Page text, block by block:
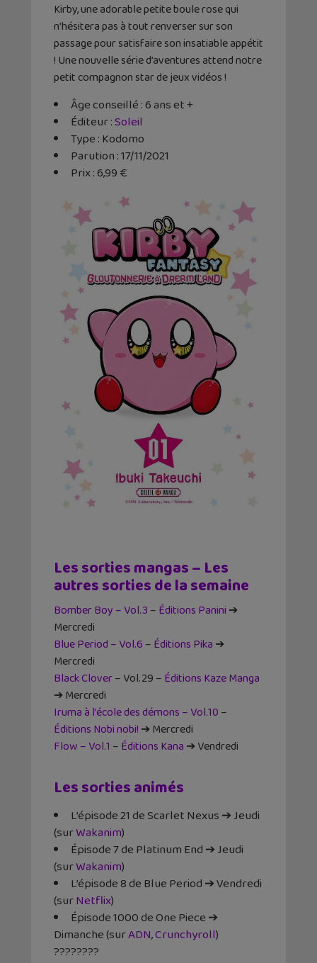
Kirby, une adorable petite boule rose qui
n’hésitera pas à tout renverser sur son
passage pour satisfaire son insatiable appétit
! Une nouvelle série d’aventures attend notre
petit compagnon star de jeux vidéos !
Âge conseillé : 6 ans et +
Éditeur :Soleil
Type : Kodomo
Parution : 17/11/2021
Prix : 6,99 €
Les sorties mangas – Les
autres sorties de la semaine
Bomber Boy – Vol.3 – Éditions Panini ➔
Mercredi
Blue Period – Vol.6 – Éditions Pika ➔
Mercredi
Black Clover– Vol.29 – Éditions Kaze Manga
➔ Mercredi
Iruma à l’école des démons – Vol.10 –
Éditions Nobi nobi! ➔ Mercredi
Flow – Vol.1 – Éditions Kana ➔ Vendredi
Les sorties animés
L’épisode 21 de Scarlet Nexus ➔ Jeudi
(surWakanim)
Épisode 7 de Platinum End ➔ Jeudi
(surWakanim)
L’épisode 8 de Blue Period ➔ Vendredi
(surNetflix)
Épisode 1000 de One Piece ➔
Dimanche (surADN,Crunchyroll)
????????